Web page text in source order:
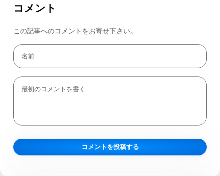
コメント
この記事へのコメントをお寄せ下さい。